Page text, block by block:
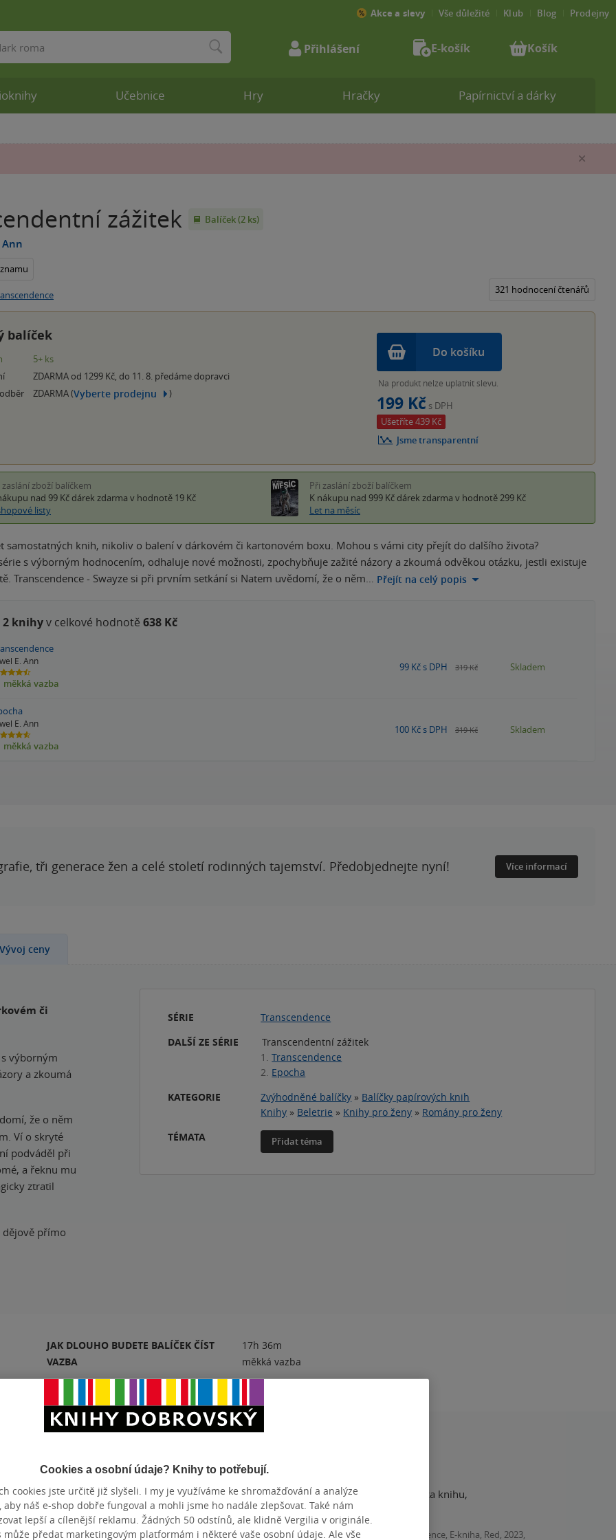
zážitek Balíček (2 ks)
Ann
321 hodnocení čtenářů
balíček
5+ ks
ZDARMA od 1299 Kč, do 11. 8. předáme dopravci
ZDARMA (Vyberte prodejnu )
Do košíku
Na produkt nelze uplatnit slevu.
199 Kč s DPH
Ušetříte 439 Kč
Jsme transparentní
zaslání zboží balíčkem
nad 99 Kč dárek zdarma v hodnotě 19 Kč
listy
Při zaslání zboží balíčkem
K nákupu nad 999 Kč dárek zdarma v hodnotě 299 Kč
Let na měsíc
samostatných knih, nikoliv o balení v dárkovém či kartonovém boxu. Mohou s vámi city přejít do dalšího života?
s výborným hodnocením, odhaluje nové možnosti, zpochybňuje zažité názory a zkoumá odvěkou otázku, jestli existuje
Transcendence - Swayze si při prvním setkání si Natem uvědomí, že o něm… Přejít na celý popis
2 knihyv celkové hodnotě 638 Kč
E. Ann
měkká vazba
99 Kčs DPH 319 Kč Skladem
E. Ann
měkká vazba
100 Kčs DPH 319 Kč Skladem
tři generace žen a celé století rodinných tajemství. Předobjednejte nyní! Více informací
Vývoj ceny
či
výborným
a zkoumá
že o něm
Ví o skryté
podváděl při
a řeknu mu
ztratil
přímo
SÉRIE
Transcendence
DALŠÍ ZE SÉRIE
Transcendentní zážitek
1. Transcendence
2. Epocha
KATEGORIE
Zvýhodněné balíčky » Balíčky papírových knih
Knihy » Beletrie » Knihy pro ženy » Romány pro ženy
TÉMATA
Přidat téma
JAK DLOUHO BUDETE BALÍČEK ČÍST
17h 36m
VAZBA
měkká vazba
slzy, smich... Super, doporucuji precist.. Dekuji knihydobrovsky.cz za knihu,
vzit i dalsi pokracovani Epocha, jinak bych nemela klid a nelituji, bylo to krasne.
Ano30 Transcendence, E-kniha, Red, 2023,
Učebnice Hry Hračky Papírnictví a dárky
Akce a slevy Vše důležité Klub Blog Prodejny
Přihlášení E-košík Košík
Cookies a osobní údaje? Knihy to potřebují.
cookies jste určitě již slyšeli. I my je využíváme ke shromažďování a analýze
aby náš e-shop dobře fungoval a mohli jsme ho nadále zlepšovat. Také nám
lepší a cílenější reklamu. Žádných 50 odstínů, ale klidně Vergilia v originále.
může předat marketingovým platformám i některé vaše osobní údaje. Ale vše